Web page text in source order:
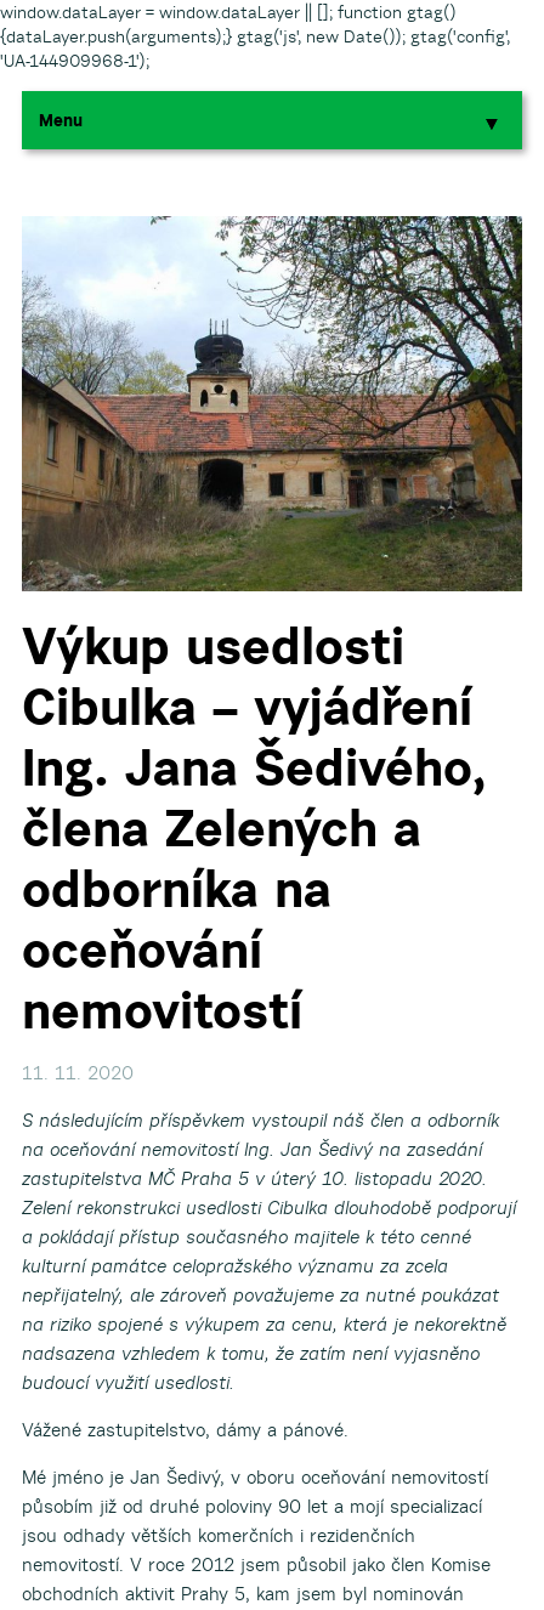
window.dataLayer = window.dataLayer || []; function gtag()
{dataLayer.push(arguments);} gtag('js', new Date()); gtag('config',
'UA-144909968-1');
Menu ▼
▼
▼
▼
▼
▼
Výkup usedlosti
Cibulka – vyjádření
Ing. Jana Šedivého,
člena Zelených a
odborníka na
oceňování
nemovitostí
11. 11. 2020
S následujícím příspěvkem vystoupil náš člen a odborník
na oceňování nemovitostí Ing. Jan Šedivý na zasedání
zastupitelstva MČ Praha 5 v úterý 10. listopadu 2020.
Zelení rekonstrukci usedlosti Cibulka dlouhodobě podporují
a pokládají přístup současného majitele k této cenné
kulturní památce celopražského významu za zcela
nepřijatelný, ale zároveň považujeme za nutné poukázat
na riziko spojené s výkupem za cenu, která je nekorektně
nadsazena vzhledem k tomu, že zatím není vyjasněno
budoucí využití usedlosti.
Vážené zastupitelstvo, dámy a pánové.
Mé jméno je Jan Šedivý, v oboru oceňování nemovitostí
působím již od druhé poloviny 90 let a mojí specializací
jsou odhady větších komerčních i rezidenčních
nemovitostí. V roce 2012 jsem působil jako člen Komise
obchodních aktivit Prahy 5, kam jsem byl nominován